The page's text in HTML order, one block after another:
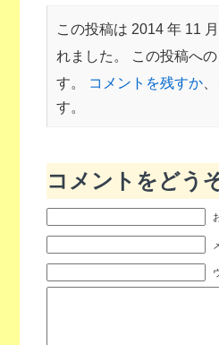
この投稿は 2014 年 11
れました。 この投稿へ
す。
コメントを残すか
す。
コメントをどう